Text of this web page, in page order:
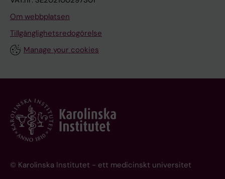
Om webbplatsen
Tillgänglighetsredogörelse
Manage your cookies
© Karolinska Institutet - ett medicinskt universitet